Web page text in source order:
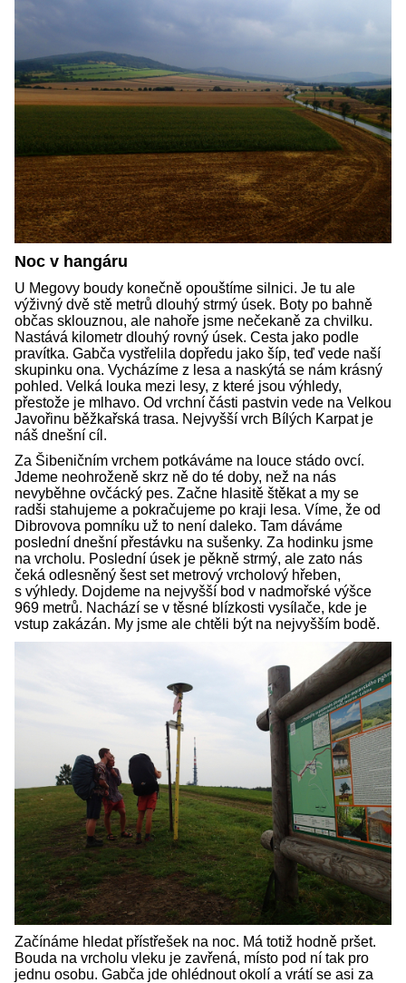
Noc v hangáru
U Megovy boudy konečně opouštíme silnici. Je tu ale
výživný dvě stě metrů dlouhý strmý úsek. Boty po bahně
občas sklouznou, ale nahoře jsme nečekaně za chvilku.
Nastává kilometr dlouhý rovný úsek. Cesta jako podle
pravítka. Gabča vystřelila dopředu jako šíp, teď vede naší
skupinku ona. Vycházíme z lesa a naskýtá se nám krásný
pohled. Velká louka mezi lesy, z které jsou výhledy,
přestože je mlhavo. Od vrchní části pastvin vede na Velkou
Javořinu běžkařská trasa. Nejvyšší vrch Bílých Karpat je
náš dnešní cíl.
Za Šibeničním vrchem potkáváme na louce stádo ovcí.
Jdeme neohroženě skrz ně do té doby, než na nás
nevyběhne ovčácký pes. Začne hlasitě štěkat a my se
radši stahujeme a pokračujeme po kraji lesa. Víme, že od
Dibrovova pomníku už to není daleko. Tam dáváme
poslední dnešní přestávku na sušenky. Za hodinku jsme
na vrcholu. Poslední úsek je pěkně strmý, ale zato nás
čeká odlesněný šest set metrový vrcholový hřeben,
s výhledy. Dojdeme na nejvyšší bod v nadmořské výšce
969 metrů. Nachází se v těsné blízkosti vysílače, kde je
vstup zakázán. My jsme ale chtěli být na nejvyšším bodě.
Začínáme hledat přístřešek na noc. Má totiž hodně pršet.
Bouda na vrcholu vleku je zavřená, místo pod ní tak pro
jednu osobu. Gabča jde ohlédnout okolí a vrátí se asi za